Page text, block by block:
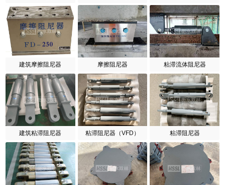
建筑摩擦阻尼器 摩擦阻尼器 粘滞流体阻尼器
建筑粘滞阻尼器 粘滞阻尼器（VFD） 粘滞阻尼器